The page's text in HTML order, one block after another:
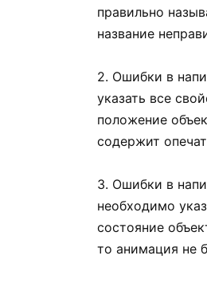
правильно
название
2. Ошибки в
указать все
положение
содержит
3. Ошибки в
необходимо
состояние
то анимация не